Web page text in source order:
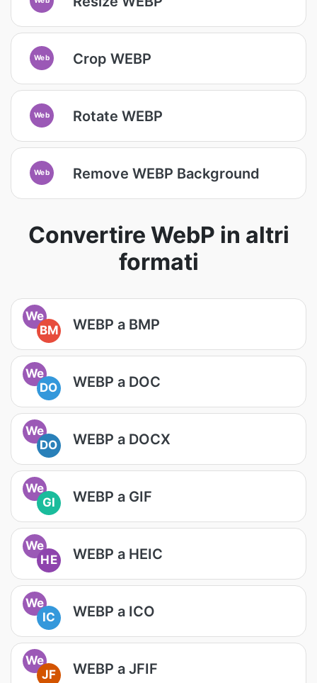
Web Crop WEBP
Web Rotate WEBP
Web Remove WEBP Background
Convertire WebP in altri
formati
We
BM
WEBP a BMP
We
DO
WEBP a DOC
We
DO
WEBP a DOCX
We
GI
WEBP a GIF
We
HE
WEBP a HEIC
We
IC
WEBP a ICO
We
JF
WEBP a JFIF